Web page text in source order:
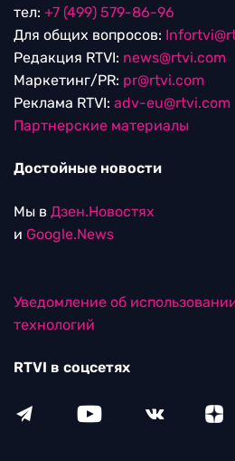
тел: +7 (499) 579-86-96
Для общих вопросов:
Редакция RTVI: news@rtvi.com
Маркетинг/PR: pr@rtvi.com
Реклама RTVI: adv-eu@rtvi.com
Партнерские материалы
Достойные новости
Мы в Дзен.Новостях
и Google.News
Уведомление об
технологий
RTVI в соцсетях